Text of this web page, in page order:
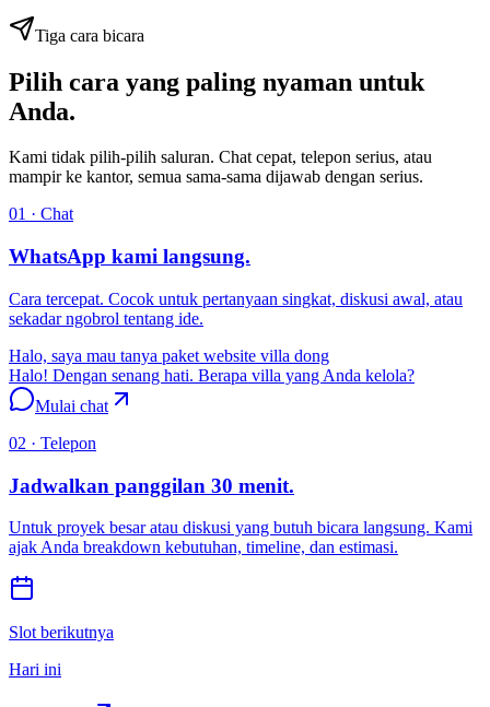
Tiga cara bicara
Pilih cara yang paling nyaman untuk
Anda.
Kami tidak pilih-pilih saluran. Chat cepat, telepon serius, atau
mampir ke kantor, semua sama-sama dijawab dengan serius.
01 · Chat
WhatsApp kami langsung.
Cara tercepat. Cocok untuk pertanyaan singkat, diskusi awal, atau
sekadar ngobrol tentang ide.
Halo, saya mau tanya paket website villa dong
Halo! Dengan senang hati. Berapa villa yang Anda kelola?
Mulai chat
02 · Telepon
Jadwalkan panggilan 30 menit.
Untuk proyek besar atau diskusi yang butuh bicara langsung. Kami
ajak Anda breakdown kebutuhan, timeline, dan estimasi.
Slot berikutnya
Hari ini